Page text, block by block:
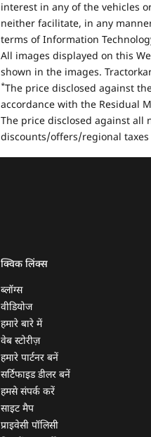
interest in any of the vehicles
neither facilitate, in any
terms of Information
All images displayed on this
shown in the images.
*The price disclosed against
accordance with the Residual
The price disclosed against all
discounts/offers/regional
क्विक लिंक्स
ब्लॉग्स
वीडियोज
हमारे बारे में
वेब स्टोरीज़
हमारे पार्टनर बनें
सर्टिफाइड डीलर बनें
हमसे संपर्क करें
साइट मैप
प्राइवेसी पॉलिसी